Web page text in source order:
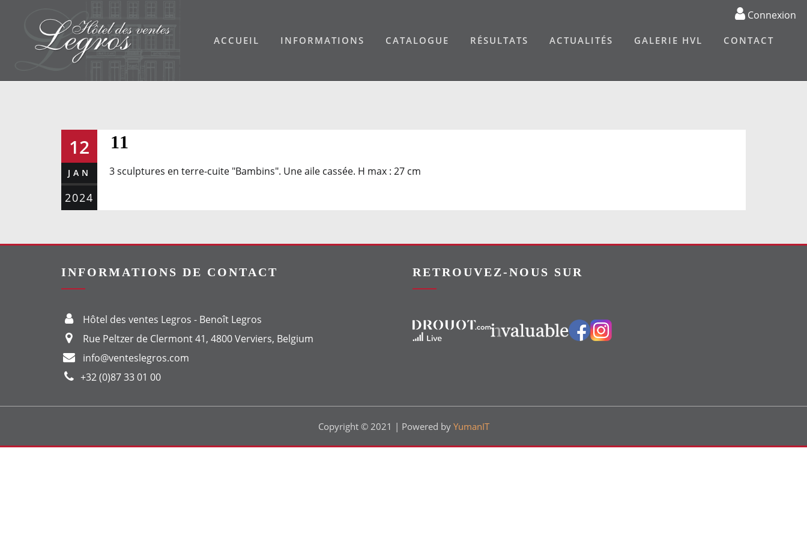
ACCUEIL INFORMATIONS CATALOGUE RÉSULTATS ACTUALITÉS GALERIE HVL CONTACT
Connexion
12
JAN
2024
11
3 sculptures en terre-cuite "Bambins". Une aile cassée. H max : 27 cm
INFORMATIONS DE CONTACT
Hôtel des ventes Legros - Benoît Legros
Rue Peltzer de Clermont 41, 4800 Verviers, Belgium
info@venteslegros.com
+32 (0)87 33 01 00
RETROUVEZ-NOUS SUR
Vers le site Drouot Vers le site Invaluable Vers notre groupe Facebook Vers notre page Instagram
Copyright © 2021 | Powered by YumanIT